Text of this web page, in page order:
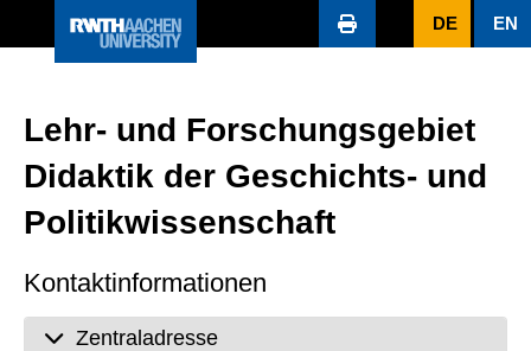
DE EN
Lehr- und Forschungsgebiet
Didaktik der Geschichts- und
Politikwissenschaft
Kontaktinformationen
Zentraladresse